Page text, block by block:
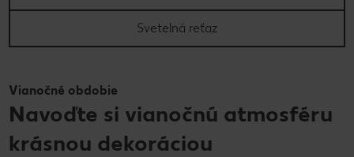
Svetelná reťaz
Vianočné obdobie
Navoďte si vianočnú atmosféru
krásnou dekoráciou